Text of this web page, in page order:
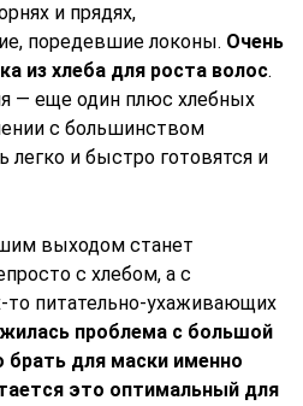
и прядях,
поредевшие локоны. Очень
из хлеба для роста волос.
— еще один плюс хлебных
с большинством
легко и быстро готовятся и
выходом станет
с хлебом, а с
то питательно-ухаживающих
проблема с большой
для маски именно
это оптимальный для